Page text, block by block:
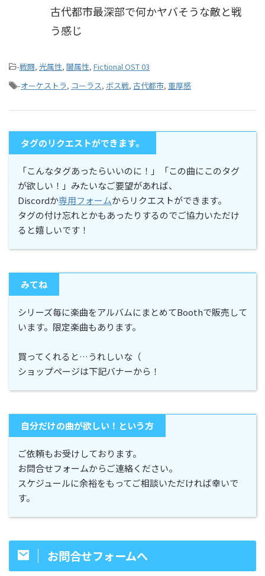
古代都市最深部で何かヤバそうな敵と戦
う感じ
-戦闘, 光属性, 闇属性, Fictional OST 03
-オーケストラ, コーラス, ボス戦, 古代都市, 重厚感
タグのリクエストができます。
「こんなタグあったらいいのに！」「この曲にこのタグ
が欲しい！」みたいなご要望があれば、
Discordか専用フォームからリクエストができます。
タグの付け忘れとかもあったりするのでご協力いただけ
ると嬉しいです！
みてね
シリーズ毎に楽曲をアルバムにまとめてBoothで販売して
います。限定楽曲もあります。
買ってくれると…うれしいな（
ショップページは下記バナーから！
自分だけの曲が欲しい！という方
ご依頼もお受けしております。
お問合せフォームからご連絡ください。
スケジュールに余裕をもってご相談いただければ幸いで
す。
お問合せフォームへ